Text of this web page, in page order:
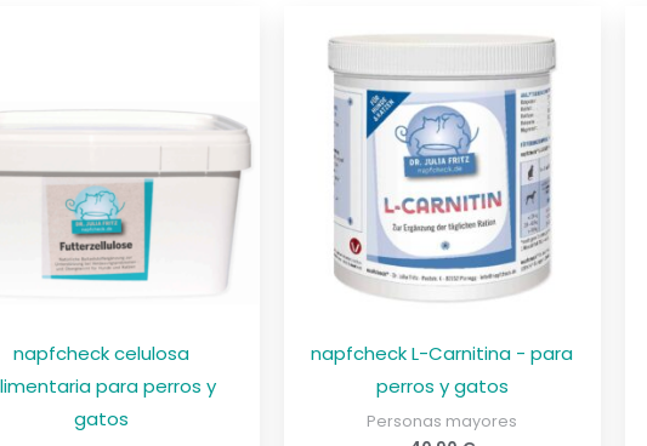
napfcheck celulosa
para perros y
gatos
napfcheck L-Carnitina - para
perros y gatos
Personas mayores